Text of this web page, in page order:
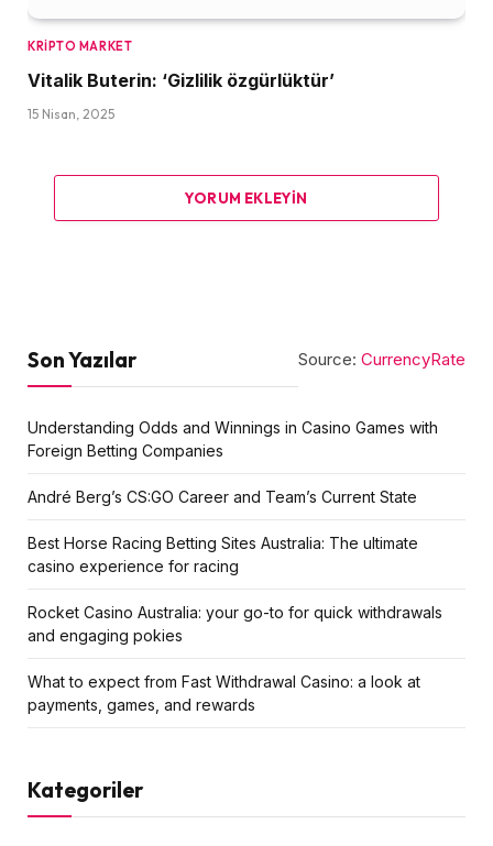
KRIPTO MARKET
Vitalik Buterin: ‘Gizlilik özgürlüktür’
15 Nisan, 2025
YORUM EKLEYIN
Source: CurrencyRate
Son Yazılar
Understanding Odds and Winnings in Casino Games with
Foreign Betting Companies
André Berg’s CS:GO Career and Team’s Current State
Best Horse Racing Betting Sites Australia: The ultimate
casino experience for racing
Rocket Casino Australia: your go-to for quick withdrawals
and engaging pokies
What to expect from Fast Withdrawal Casino: a look at
payments, games, and rewards
Kategoriler